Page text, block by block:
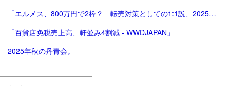
「エルメス、800万円で2枠？ 転売対策としての1:1説、2025年版。ほぼ完結（？）編。」
「百貨店免税売上高、軒並み4割減 - WWDJAPAN」
2025年秋の丹青会。